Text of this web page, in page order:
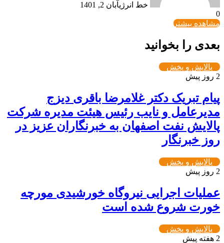
خط انرژیآبان 2, 1401
0
مشاهده بیشتر
بعدی را بخوانید
پالایش و پخش
2 روز پیش
پیام تبریک دکتر غلامرضا باقری دیزج
مدیرعامل و نایب رئیس هیئت مدیره شرکت
پالایش نفت اصفهان به خبرنگاران عزیز در
روز خبرنگار
پالایش و پخش
2 روز پیش
عملیات اجرایی نیروگاه خورشیدی مورچه
خورت شروع شده است
پالایش و پخش
2 هفته پیش